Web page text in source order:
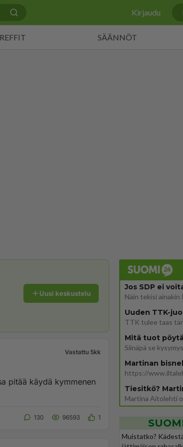
Kirjaudu
SÄÄNNÖT
Uusi keskustelu
Vastattu 5kk
pitää käydä kymmenen
130 96593 1
Muistatko?